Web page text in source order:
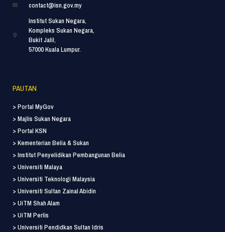
contact@isn.gov.my
Institut Sukan Negara,
Kompleks Sukan Negara,
Bukit Jalil,
57000 Kuala Lumpur.
PAUTAN
> Portal MyGov
> Majlis Sukan Negara
> Portal KSN
> Kementerian Belia & Sukan
> Institut Penyelidikan Pembangunan Belia
> Universiti Malaya
> Universiti Teknologi Malaysia
> Universiti Sultan Zainal Abidin
> UiTM Shah Alam
> UiTM Perlis
> Universiti Pendidkan Sultan Idris